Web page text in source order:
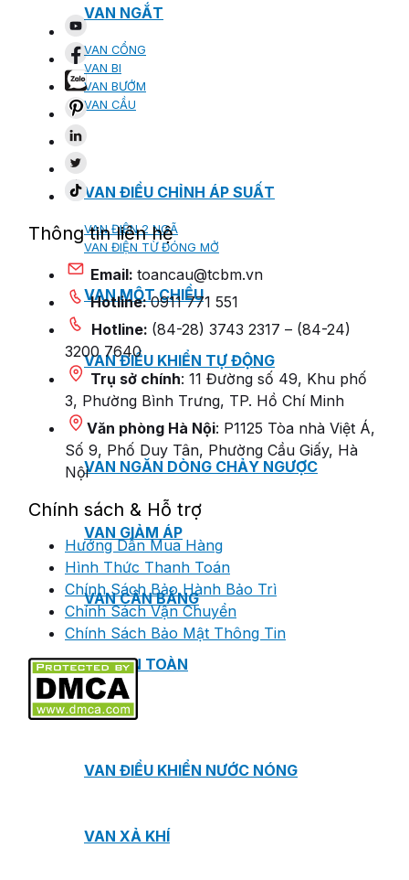
VAN NGẮT
VAN CỔNG
VAN BI
VAN BƯỚM
VAN CẦU
VAN ĐIỀU CHỈNH ÁP SUẤT
VAN ĐIỆN 2 NGÃ
VAN ĐIỆN TỪ ĐÓNG MỞ
VAN MỘT CHIỀU
VAN ĐIỀU KHIỂN TỰ ĐỘNG
VAN NGĂN DÒNG CHẢY NGƯỢC
VAN GIẢM ÁP
VAN CÂN BẰNG
VAN AN TOÀN
VAN ĐIỀU KHIỂN NƯỚC NÓNG
VAN XẢ KHÍ
Thông tin liên hệ
Email: toancau@tcbm.vn
Hotline:0911 771 551
Hotline: (84-28) 3743 2317 – (84-24)
3200 7640
Trụ sở chính: 11 Đường số 49, Khu phố
3, Phường Bình Trưng, TP. Hồ Chí Minh
Văn phòng Hà Nội: P1125 Tòa nhà Việt Á,
Số 9, Phố Duy Tân, Phường Cầu Giấy, Hà
Nội
Chính sách & Hỗ trợ
Hướng Dẫn Mua Hàng
Hình Thức Thanh Toán
Chính Sách Bảo Hành Bảo Trì
Chính Sách Vận Chuyển
Chính Sách Bảo Mật Thông Tin